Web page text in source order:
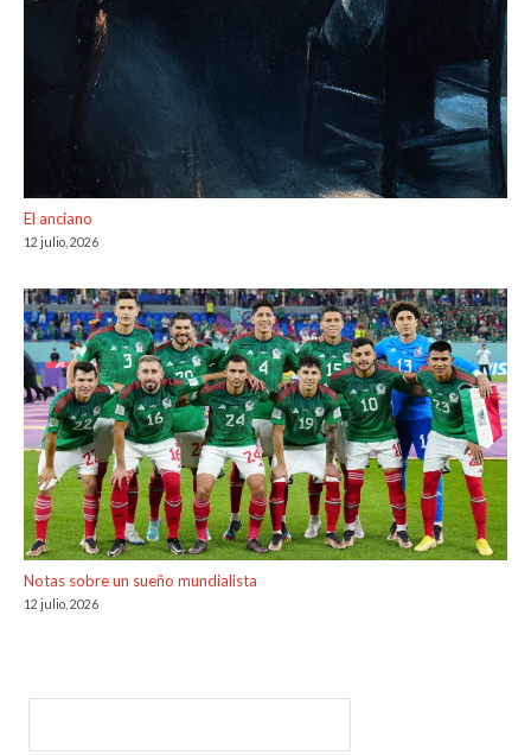
El anciano
12 julio, 2026
Notas sobre un sueño mundialista
12 julio, 2026